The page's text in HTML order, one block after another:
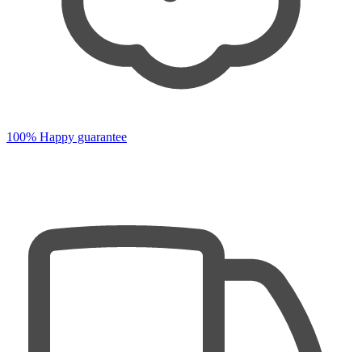
100% Happy guarantee